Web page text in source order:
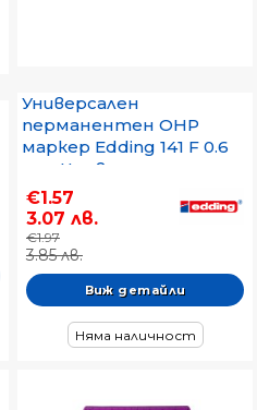
Универсален
перманентен OHP
маркер Edding 141 F 0.6
mm Червен
€1.57
3.07 лв.
€1.97
3.85 лв.
Виж детайли
Няма наличност